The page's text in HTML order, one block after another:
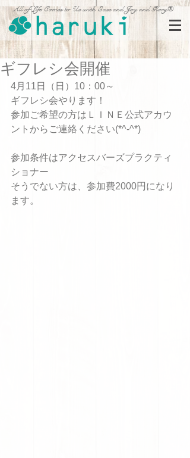
All of Life Comes to Us with Ease and Joy and Glory®
ギフレシ会開催
4月11日（日）10：00～
ギフレシ会やります！
参加ご希望の方はＬＩＮＥ公式アカウ
ントからご連絡ください(*^-^*)
参加条件はアクセスバーズプラクティ
ショナー
そうでない方は、参加費2000円になり
ます。